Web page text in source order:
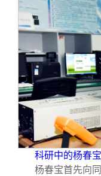
科研中的杨春宝
杨春宝首先向